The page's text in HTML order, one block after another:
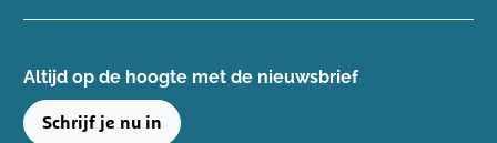
Altijd op de hoogte ​met de nieuwsbrief
Schrijf je nu in